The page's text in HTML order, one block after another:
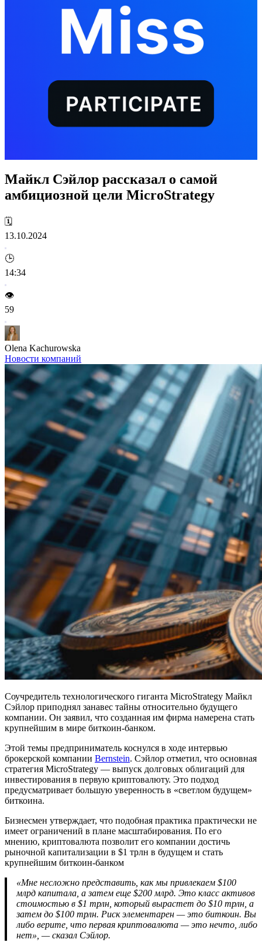
Майкл Сэйлор рассказал о самой
амбициозной цели MicroStrategy
🗓️
13.10.2024
🕒
14:34
👁️
59
Olena Kachurowska
Новости компаний
Соучредитель технологического гиганта MicroStrategy Майкл
Сэйлор приподнял занавес тайны относительно будущего
компании. Он заявил, что созданная им фирма намерена стать
крупнейшим в мире биткоин-банком.
Этой темы предприниматель коснулся в ходе интервью
брокерской компании Bernstein. Сэйлор отметил, что основная
стратегия MicroStrategy — выпуск долговых облигаций для
инвестирования в первую криптовалюту. Это подход
предусматривает большую уверенность в «светлом будущем»
биткоина.
Бизнесмен утверждает, что подобная практика практически не
имеет ограничений в плане масштабирования. По его
мнению, криптовалюта позволит его компании достичь
рыночной капитализации в $1 трлн в будущем и стать
крупнейшим биткоин-банком
«Мне несложно представить, как мы привлекаем $100
млрд капитала, а затем еще $200 млрд. Это класс активов
стоимостью в $1 трлн, который вырастет до $10 трлн, а
затем до $100 трлн. Риск элементарен — это биткоин. Вы
либо верите, что первая криптовалюта — это нечто, либо
нет», — сказал Сэйлор.